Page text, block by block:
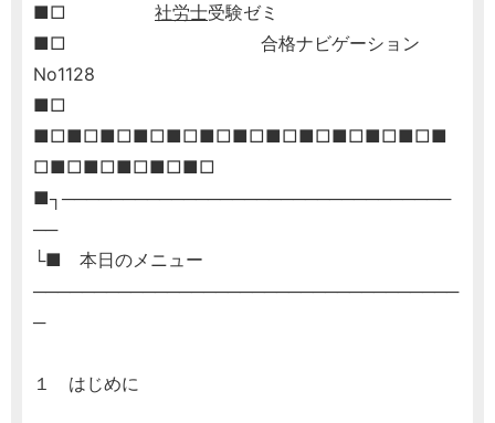
■□ 社労士受験ゼミ
■□ 合格ナビゲーション
No1128
■□
■□■□■□■□■□■□■□■□■□■□■□■□■
□■□■□■□■□■□
■┐────────────────────────────────
──
└■ 本日のメニュー
───────────────────────────────────
─
１ はじめに